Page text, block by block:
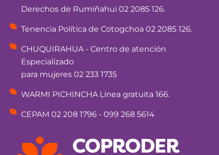
Derechos de Rumiñahui 02 2085 126.
Tenencia Política de Cotogchoa 02 2085 126.
CHUQUIRAHUA - Centro de atención
Especializado
para mujeres 02 233 1735
WARMI PICHINCHA Línea gratuita 166.
CEPAM 02 208 1796 - 099 268 5614